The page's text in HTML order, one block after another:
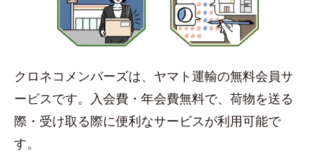
クロネコメンバーズは、ヤマト運輸の無料会員サ
ービスです。入会費・年会費無料で、荷物を送る
際・受け取る際に便利なサービスが利用可能で
す。